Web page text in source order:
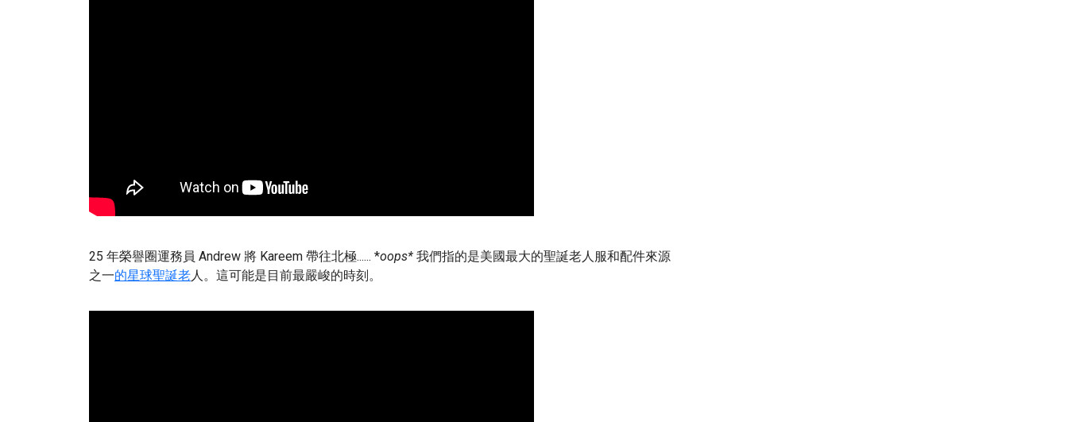
25 年榮譽圈運務員 Andrew 將 Kareem 帶往北極...... *oops* 我們指的是美國最大的聖誕老人服和配件來源
之一的星球聖誕老人。這可能是目前最嚴峻的時刻。